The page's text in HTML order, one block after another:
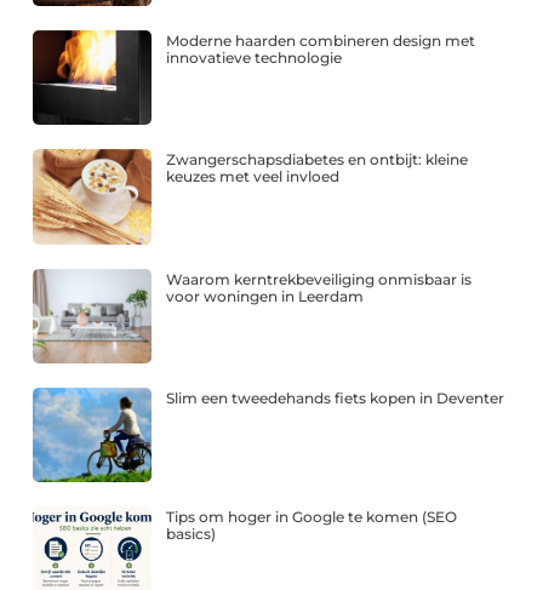
Moderne haarden combineren design met
innovatieve technologie
Zwangerschapsdiabetes en ontbijt: kleine
keuzes met veel invloed
Waarom kerntrekbeveiliging onmisbaar is
voor woningen in Leerdam
Slim een tweedehands fiets kopen in Deventer
Tips om hoger in Google te komen (SEO
basics)